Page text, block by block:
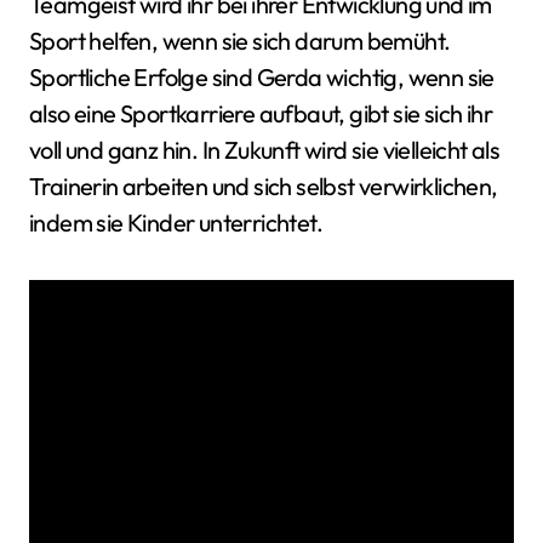
Sport helfen, wenn sie sich darum bemüht.
Sportliche Erfolge sind Gerda wichtig, wenn sie
also eine Sportkarriere aufbaut, gibt sie sich ihr
voll und ganz hin. In Zukunft wird sie vielleicht als
Trainerin arbeiten und sich selbst verwirklichen,
indem sie Kinder unterrichtet.